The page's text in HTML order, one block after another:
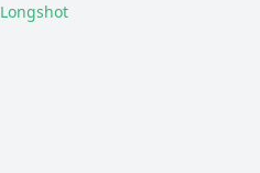
Longshot